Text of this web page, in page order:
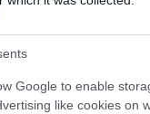
Google to enable
like cookies on
véve
2025-re
energiamixben,
fejlemény.